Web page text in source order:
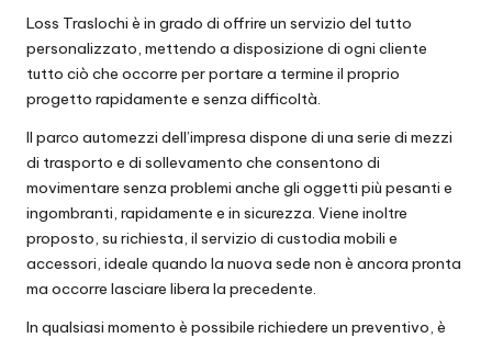
Loss Traslochi è in grado di offrire un servizio del tutto
personalizzato, mettendo a disposizione di ogni cliente
tutto ciò che occorre per portare a termine il proprio
progetto rapidamente e senza difficoltà.
Il parco automezzi dell’impresa dispone di una serie di mezzi
di trasporto e di sollevamento che consentono di
movimentare senza problemi anche gli oggetti più pesanti e
ingombranti, rapidamente e in sicurezza. Viene inoltre
proposto, su richiesta, il servizio di custodia mobili e
accessori, ideale quando la nuova sede non è ancora pronta
ma occorre lasciare libera la precedente.
In qualsiasi momento è possibile richiedere un preventivo, è